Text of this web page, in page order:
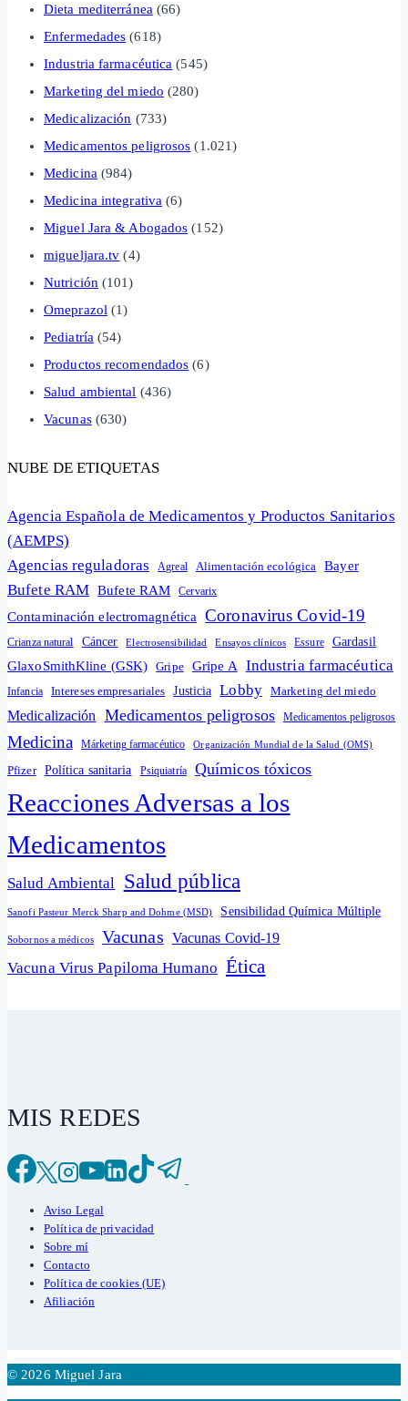
Dieta mediterránea (66)
Enfermedades (618)
Industria farmacéutica (545)
Marketing del miedo (280)
Medicalización (733)
Medicamentos peligrosos (1.021)
Medicina (984)
Medicina integrativa (6)
Miguel Jara & Abogados (152)
migueljara.tv (4)
Nutrición (101)
Omeprazol (1)
Pediatría (54)
Productos recomendados (6)
Salud ambiental (436)
Vacunas(630)
NUBE DE ETIQUETAS
Agencia Española de Medicamentos y Productos Sanitarios
(AEMPS)
Agencias reguladoras
Agreal Alimentación ecológica Bayer
Bufete RAM Bufete RAM Cervarix
Contaminación electromagnética Coronavirus Covid-19
Crianza natural Cáncer Electrosensibilidad Ensayos clínicos Essure Gardasil
GlaxoSmithKline (GSK) Gripe Gripe A Industria farmacéutica
Infancia Intereses empresariales Justicia Lobby Marketing del miedo
Medicalización Medicamentos peligrosos Medicamentos peligrosos
Medicina Márketing farmacéutico Organización Mundial de la Salud (OMS)
Pfizer Política sanitaria Psiquiatría Químicos tóxicos
Reacciones Adversas a los
Medicamentos
Salud Ambiental Salud pública
Sanofi Pasteur Merck Sharp and Dohme (MSD) Sensibilidad Química Múltiple
Sobornos a médicos Vacunas Vacunas Covid-19
Vacuna Virus Papiloma Humano Ética
MIS REDES
Aviso Legal
Política de privacidad
Sobre mí
Contacto
Política de cookies (UE)
Afiliación
© 2026 Miguel Jara